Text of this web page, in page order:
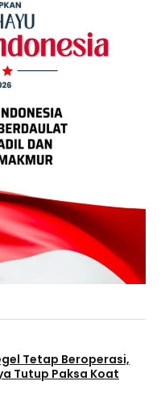
Tetap Beroperasi,
Tutup Paksa Koat